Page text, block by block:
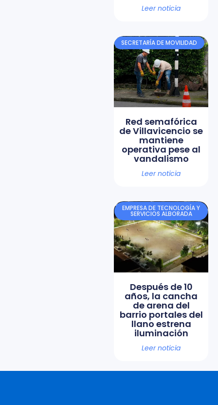
Leer noticia
SECRETARÍA DE MOVILIDAD
Red semafórica
de Villavicencio se
mantiene
operativa pese al
vandalismo
Leer noticia
EMPRESA DE TECNOLOGÍA Y
SERVICIOS ALBORADA
Después de 10
años, la cancha
de arena del
barrio portales del
llano estrena
iluminación
Leer noticia